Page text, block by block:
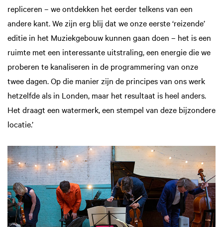
repliceren – we ontdekken het eerder telkens van een
andere kant. We zijn erg blij dat we onze eerste ‘reizende’
editie in het Muziekgebouw kunnen gaan doen – het is een
ruimte met een interessante uitstraling, een energie die we
proberen te kanaliseren in de programme­ring van onze
twee dagen. Op die manier zijn de principes van ons werk
hetzelfde als in Londen, maar het resultaat is heel anders.
Het draagt een watermerk, een stempel van deze bijzondere
locatie.’